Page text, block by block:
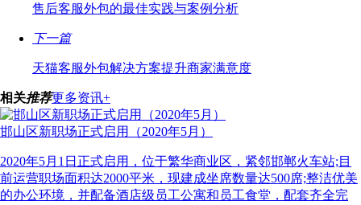
售后客服外包的最佳实践与案例分析
下一篇
天猫客服外包解决方案提升商家满意度
相关推荐更多资讯+
邯山区新职场正式启用（2020年5月）
2020年5月1日正式启用，位于繁华商业区，紧邻邯郸火车站;目
前运营职场面积达2000平米，现建成坐席数量达500席;整洁优美
的办公环境，并配备酒店级员工公寓和员工食堂，配套齐全完